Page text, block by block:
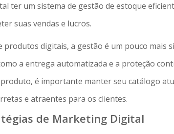
ter um sistema de gestão de estoque
suas vendas e lucros.
produtos digitais, a gestão é um pouco mais
a entrega automatizada e a proteção
é importante manter seu catálogo
e atraentes para os clientes.
de Marketing Digital